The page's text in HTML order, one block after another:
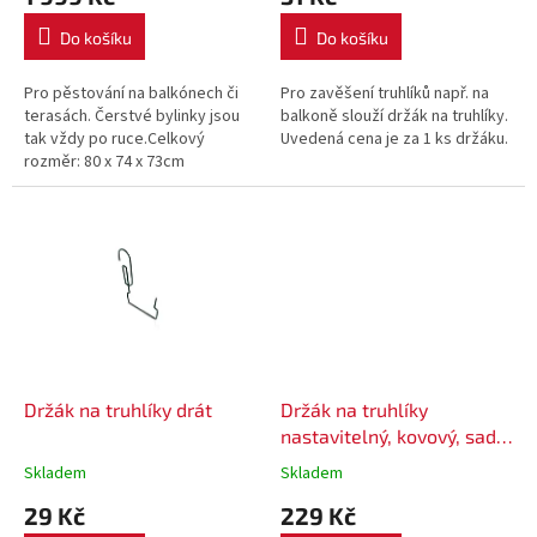
Do košíku
Pro pěstování na balkónech či
terasách. Čerstvé bylinky jsou
tak vždy po ruce.Celkový
rozměr: 80 x 74 x 73cm
Do košíku
Pro zavěšení truhlíků např. na
balkoně slouží držák na truhlíky.
Uvedená cena je za 1 ks držáku.
Držák na truhlíky drát
Skladem
29 Kč
Držák na truhlíky
nastavitelný, kovový, sada
2 ks
Skladem
229 Kč